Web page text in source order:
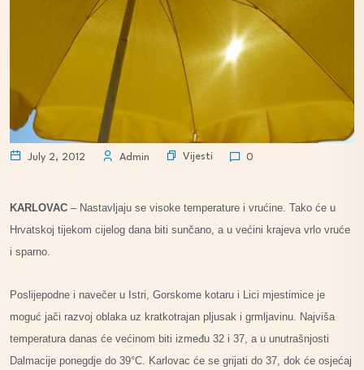
July 2, 2012 Admin Vijesti 0
KARLOVAC – Nastavljaju se visoke temperature i vrućine. Tako će u
Hrvatskoj tijekom cijelog dana biti sunčano, a u većini krajeva vrlo vruće
i sparno.
Poslijepodne i navečer u Istri, Gorskome kotaru i Lici mjestimice je
moguć jači razvoj oblaka uz kratkotrajan pljusak i grmljavinu.
Najviša
temperatura danas će većinom biti između 32 i 37, a u unutrašnjosti
Dalmacije ponegdje do 39°C. Karlovac će se grijati do 37, dok će osjećaj